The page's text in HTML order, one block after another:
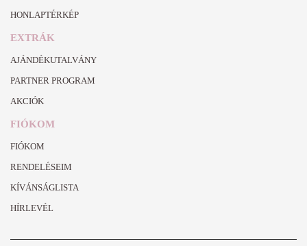
HONLAPTÉRKÉP
EXTRÁK
AJÁNDÉKUTALVÁNY
PARTNER PROGRAM
AKCIÓK
FIÓKOM
FIÓKOM
RENDELÉSEIM
KÍVÁNSÁGLISTA
HÍRLEVÉL